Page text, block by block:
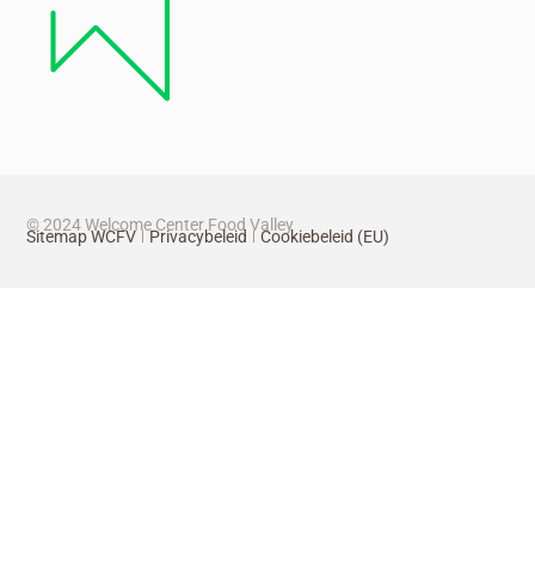
© 2024 Welcome Center Food Valley
Sitemap WCFV Privacybeleid Cookiebeleid (EU)